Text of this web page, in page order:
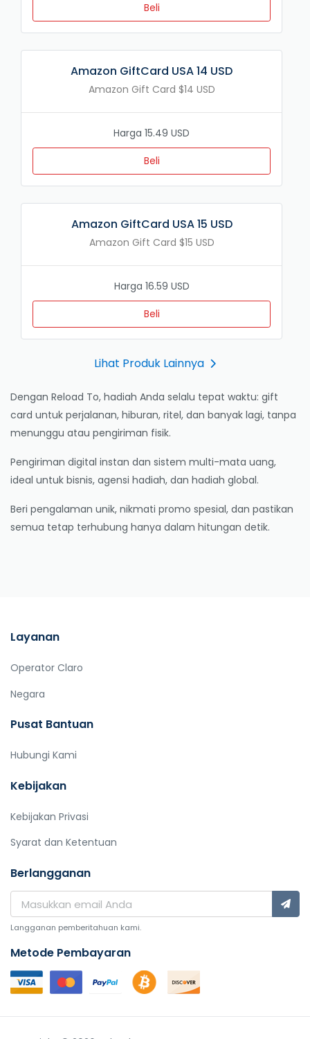
Beli
Amazon GiftCard USA 14 USD
Amazon Gift Card $14 USD
Harga 15.49 USD
Beli
Amazon GiftCard USA 15 USD
Amazon Gift Card $15 USD
Harga 16.59 USD
Beli
Lihat Produk Lainnya
Dengan Reload To, hadiah Anda selalu tepat waktu: gift
card untuk perjalanan, hiburan, ritel, dan banyak lagi, tanpa
menunggu atau pengiriman fisik.
Pengiriman digital instan dan sistem multi-mata uang,
ideal untuk bisnis, agensi hadiah, dan hadiah global.
Beri pengalaman unik, nikmati promo spesial, dan pastikan
semua tetap terhubung hanya dalam hitungan detik.
Layanan
Operator Claro
Negara
Pusat Bantuan
Hubungi Kami
Kebijakan
Kebijakan Privasi
Syarat dan Ketentuan
Berlangganan
Langganan pemberitahuan kami.
Metode Pembayaran